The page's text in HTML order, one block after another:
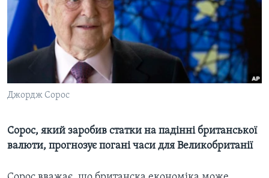
СУСПІЛЬСТВО
ЕКОНОМІКА
ІСТОРІЇ УСПІХУ УКРАЇНЦІВ
ТЕЛЕПРОГРАМИ
ЧАС-TIME
БРИФІНГ ГОЛОСУ АМЕРИКИ
ПРАЙМ-ТАЙМ
ПОГЛЯД З ВАШИНГТОНА
ENGLISH
Learning English
Джордж Сорос
Сорос, який заробив статки на падінні британської
валюти, прогнозує погані часи для Великобританії